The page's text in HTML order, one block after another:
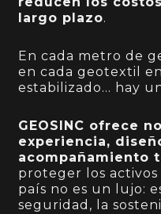
largo plazo.
En cada metro de
en cada geotextil
estabilizado… hay
GEOSINC ofrece
experiencia,
acompañamiento
proteger los activos
país no es un lujo:
seguridad, la